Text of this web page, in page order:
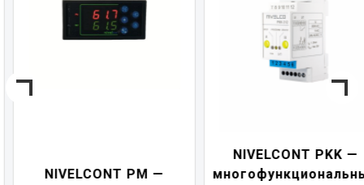
NIVELCONT PM —
NIVELCONT PKK —